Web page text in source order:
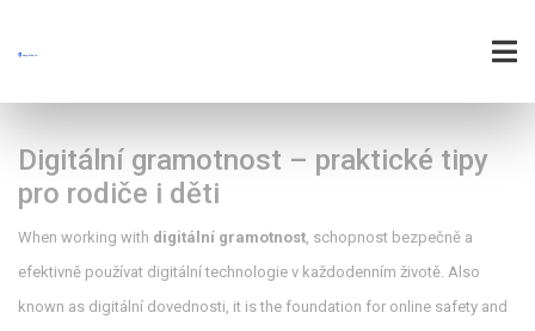
Digitální gramotnost – praktické tipy
pro rodiče i děti
When working with digitální gramotnost, schopnost bezpečně a
efektivně používat digitální technologie v každodenním životě. Also
known as digitální dovednosti, it is the foundation for online safety and